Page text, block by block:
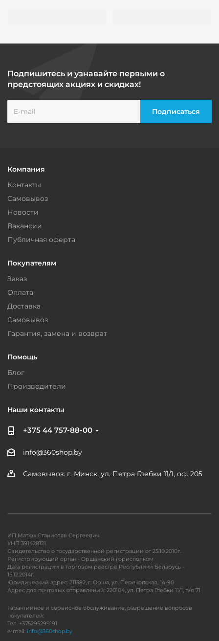
Подпишитесь и узнавайте первыми о
предстоящих акциях и скидках!
Компания
Контакты
Самовывоз
Новости
Вакансии
Публичная оферта
Покупателям
Заказ
Оплата
Доставка
Самовывоз
Гарантия, замена и возврат
Помощь
Блог
Производители
Наши контакты
+375 44 757-88-00
info@360shop.by
Самовывоз: г. Минск, ул. Петра Глебки 11/1, оф. 205
ИП Матюк Станислав Сергеевич
УНП 391428121
Свидетельство о государственной регистрации от 25.10.2010г.
Регистрирующий орган - Оршанский горисполком
Дата регистрации в торговом реестре Республики Беларусь -
15.12.2014г.
Юридический адрес: 211382, г. Орша, ул. Перекопская, 14-90
Адрес для почтовых отправлений: 220104, ул. Петра Глебки 11/1, п/я 71
Гарантийное и сервисное обслуживание, разрешение вопросов
покупателей:
Тел. +375295299191
e-mail: info@360shop.by